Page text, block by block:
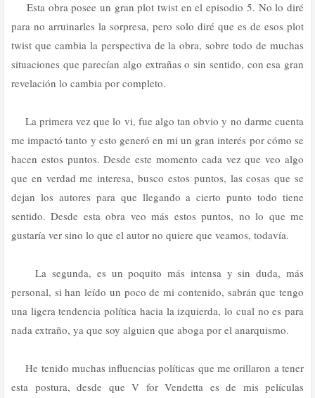
Esta obra posee un gran plot twist en el episodio 5. No lo diré
para no arruinarles la sorpresa, pero solo diré que es de esos plot
twist que cambia la perspectiva de la obra, sobre todo de muchas
situaciones que parecían algo extrañas o sin sentido, con esa gran
revelación lo cambia por completo.
La primera vez que lo vi, fue algo tan obvio y no darme cuenta
me impactó tanto y esto generó en mi un gran interés por cómo se
hacen estos puntos. Desde este momento cada vez que veo algo
que en verdad me interesa, busco estos puntos, las cosas que se
dejan los autores para que llegando a cierto punto todo tiene
sentido. Desde esta obra veo más estos puntos, no lo que me
gustaría ver sino lo que el autor no quiere que veamos, todavía.
La segunda, es un poquito más intensa y sin duda, más
personal, si han leído un poco de mi contenido, sabrán que tengo
una ligera tendencia política hacia la izquierda, lo cual no es para
nada extraño, ya que soy alguien que aboga por el anarquismo.
He tenido muchas influencias políticas que me orillaron a tener
esta postura, desde que V for Vendetta es de mis películas